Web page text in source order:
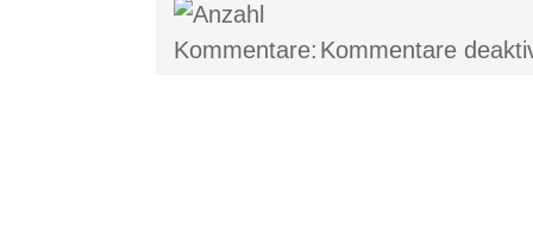
Kommentare